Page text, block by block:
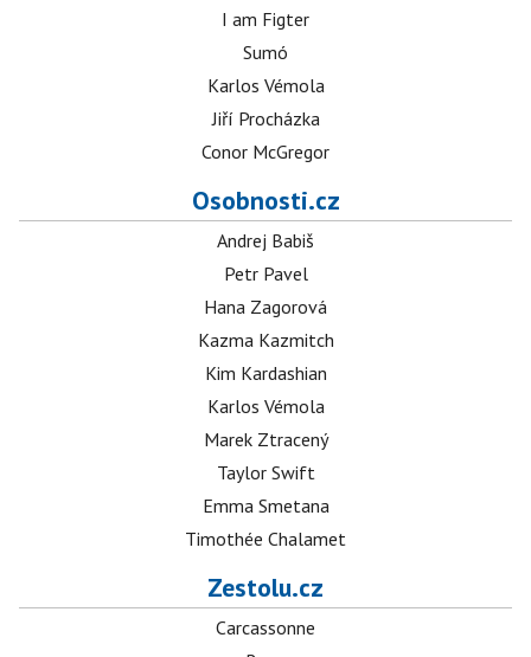
I am Figter
Sumó
Karlos Vémola
Jiří Procházka
Conor McGregor
Osobnosti.cz
Andrej Babiš
Petr Pavel
Hana Zagorová
Kazma Kazmitch
Kim Kardashian
Karlos Vémola
Marek Ztracený
Taylor Swift
Emma Smetana
Timothée Chalamet
Zestolu.cz
Carcassonne